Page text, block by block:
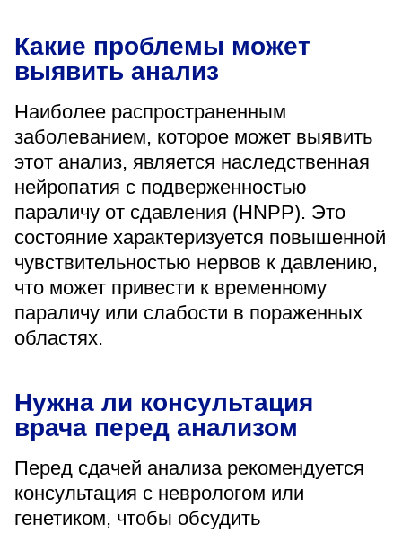
Версия для слабовидящих
Какие проблемы может
выявить анализ
Наиболее распространенным
заболеванием, которое может выявить
этот анализ, является наследственная
нейропатия с подверженностью
параличу от сдавления (HNPP). Это
состояние характеризуется повышенной
чувствительностью нервов к давлению,
что может привести к временному
параличу или слабости в пораженных
областях.
Нужна ли консультация
врача перед анализом
Перед сдачей анализа рекомендуется
консультация с неврологом или
генетиком, чтобы обсудить